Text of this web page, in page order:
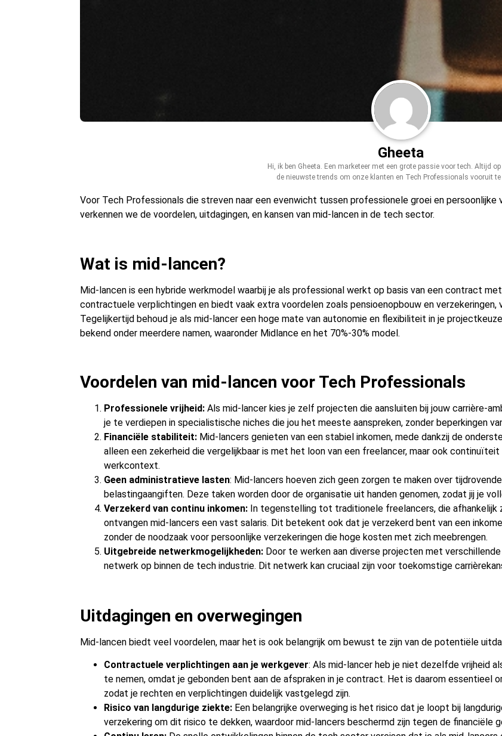
Gheeta
Hi, ik ben Gheeta. Een marketeer met een grote passie voor tech. Altijd
de nieuwste trends om onze klanten en Tech Professionals vooruit te
Voor Tech Professionals die streven naar een evenwicht tussen professionele groei en persoonlijke
verkennen we de voordelen, uitdagingen, en kansen van mid-lancen in de tech sector.
Wat is mid-lancen?
Mid-lancen is een hybride werkmodel waarbij je als professional werkt op basis van een contract
contractuele verplichtingen en biedt vaak extra voordelen zoals pensioenopbouw en verzekeringen,
Tegelijkertijd behoud je als mid-lancer een hoge mate van autonomie en flexibiliteit in je
bekend onder meerdere namen, waaronder Midlance en het 70%-30% model.
Voordelen van mid-lancen voor Tech Professionals
Professionele vrijheid:Als mid-lancer kies je zelf projecten die aansluiten bij jouw carrière-
je te verdiepen in specialistische niches die jou het meeste aanspreken, zonder beperkingen
Financiële stabiliteit: Mid-lancers genieten van een stabiel inkomen, mede dankzij de
alleen een zekerheid die vergelijkbaar is met het loon van een freelancer, maar ook
werkcontext.
Geen administratieve lasten: Mid-lancers hoeven zich geen zorgen te maken over
belastingaangiften. Deze taken worden door de organisatie uit handen genomen, zodat jij je
Verzekerd van continu inkomen: In tegenstelling tot traditionele freelancers, die afhankelijk
ontvangen mid-lancers een vast salaris. Dit betekent ook dat je verzekerd bent van een
zonder de noodzaak voor persoonlijke verzekeringen die hoge kosten met zich meebrengen.
Uitgebreide netwerkmogelijkheden: Door te werken aan diverse projecten met
netwerk op binnen de tech industrie. Dit netwerk kan cruciaal zijn voor toekomstige
Uitdagingen en overwegingen
Mid-lancen biedt veel voordelen, maar het is ook belangrijk om bewust te zijn van de potentiële
Contractuele verplichtingen aan je werkgever: Als mid-lancer heb je niet dezelfde vrijheid
te nemen, omdat je gebonden bent aan de afspraken in je contract. Het is daarom essentieel
zodat je rechten en verplichtingen duidelijk vastgelegd zijn.
Risico van langdurige ziekte: Een belangrijke overweging is het risico dat je loopt bij
verzekering om dit risico te dekken, waardoor mid-lancers beschermd zijn tegen de financiële